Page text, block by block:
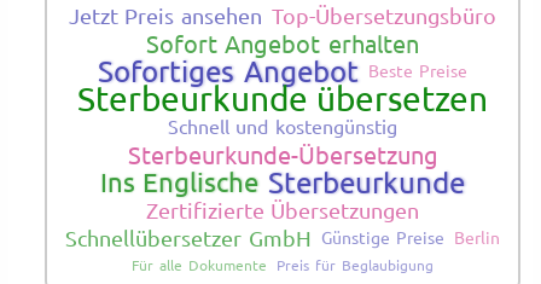
Jetzt Preis ansehen Top-Übersetzungsbüro
Sofort Angebot erhalten
Sofortiges Angebot Beste Preise
Sterbeurkunde übersetzen
Schnell und kostengünstig
Sterbeurkunde-Übersetzung
Ins Englische Sterbeurkunde
Zertifizierte Übersetzungen
Schnellübersetzer GmbH
Günstige Preise Berlin
Für alle Dokumente Preis für Beglaubigung